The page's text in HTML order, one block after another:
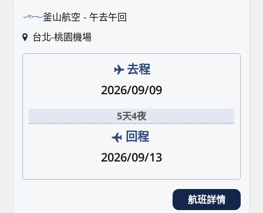
釜山航空
午去午回
台北-桃園機場
去程
2026/09/09
5天4夜
回程
2026/09/13
航班詳情